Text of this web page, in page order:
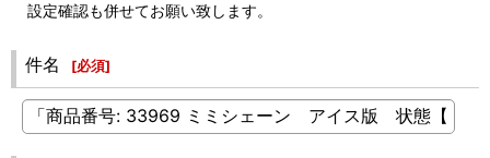
設定確認も併せてお願い致します。
件名 [必須]